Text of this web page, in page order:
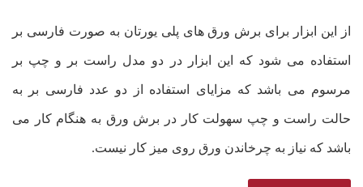
از این ابزار برای برش ورق های پلی یورتان به صورت فارسی بر
استفاده می شود که این ابزار در دو مدل راست بر و چپ بر
مرسوم می باشد که مزایای استفاده از دو عدد فارسی بر به
حالت راست و چپ سهولت کار در برش ورق به هنگام کار می
باشد که نیاز به چرخاندن ورق روی میز کار نیست.